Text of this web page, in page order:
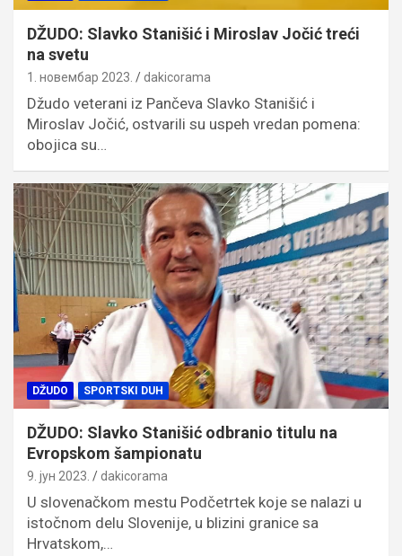
DŽUDO: Slavko Stanišić i Miroslav Jočić treći
na svetu
1. новембар 2023. dakicorama
Džudo veterani iz Pančeva Slavko Stanišić i
Miroslav Jočić, ostvarili su uspeh vredan pomena:
obojica su…
DŽUDO SPORTSKI DUH
DŽUDO: Slavko Stanišić odbranio titulu na
Evropskom šampionatu
9. јун 2023. dakicorama
U slovenačkom mestu Podčetrtek koje se nalazi u
istočnom delu Slovenije, u blizini granice sa
Hrvatskom,…